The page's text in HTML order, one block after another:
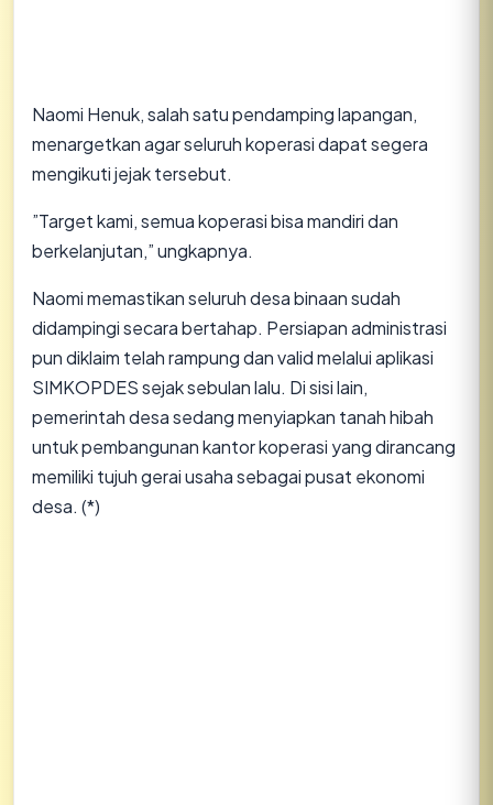
​Naomi Henuk, salah satu pendamping lapangan,
menargetkan agar seluruh koperasi dapat segera
mengikuti jejak tersebut.
​”Target kami, semua koperasi bisa mandiri dan
berkelanjutan,” ungkapnya.
​Naomi memastikan seluruh desa binaan sudah
didampingi secara bertahap. Persiapan administrasi
pun diklaim telah rampung dan valid melalui aplikasi
SIMKOPDES sejak sebulan lalu. Di sisi lain,
pemerintah desa sedang menyiapkan tanah hibah
untuk pembangunan kantor koperasi yang dirancang
memiliki tujuh gerai usaha sebagai pusat ekonomi
desa. (*)